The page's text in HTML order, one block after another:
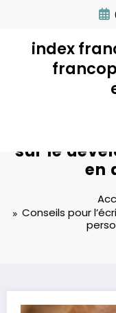
index
Conseils
sur le
en
Conseils pour